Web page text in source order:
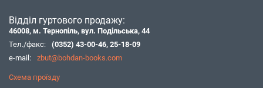
Відділ гуртового продажу:
46008, м. Тернопіль, вул. Подільська, 44
Тел./факс:
(0352) 43-00-46, 25-18-09
e-mail:
zbut@bohdan-books.com
Схема проїзду